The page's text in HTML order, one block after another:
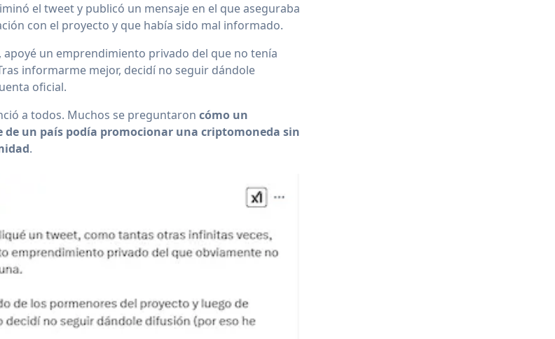
el tweet y publicó un mensaje en el que aseguraba
con el proyecto y que había sido mal informado.
apoyé un emprendimiento privado del que no tenía
informarme mejor, decidí no seguir dándole
oficial.
a todos. Muchos se preguntaron cómo un
de un país podía promocionar una criptomoneda sin
.